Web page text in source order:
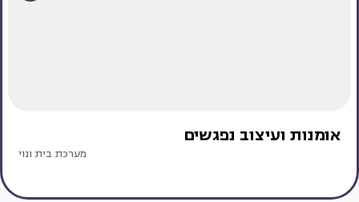
אומנות ועיצוב נפגשים
מערכת בית ונוי